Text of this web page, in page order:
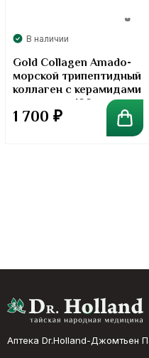
В наличии
Gold Collagen Amado-
морской трипептидный
коллаген с керамидами
в порошке. 100 грамм
1 700 ₽
Аптека Dr.Holland-Джомтьен